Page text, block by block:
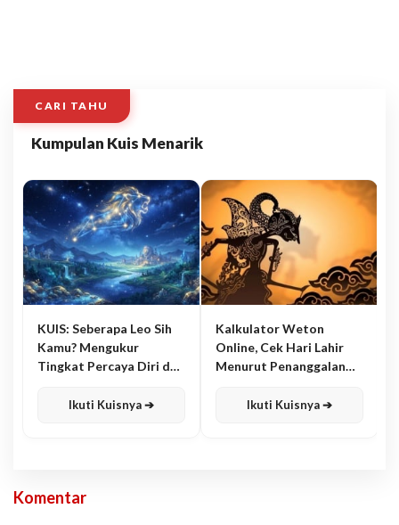
CARI TAHU
Kumpulan Kuis Menarik
KUIS: Seberapa Leo Sih
Kamu? Mengukur
Tingkat Percaya Diri dan
Ikuti Kuisnya ➔
Kalkulator Weton
Online, Cek Hari Lahir
Menurut Penanggalan
Ikuti Kuisnya ➔
Komentar